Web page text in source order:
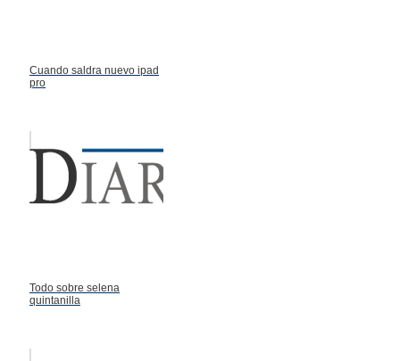
Cuando saldra nuevo ipad
pro
Todo sobre selena
quintanilla